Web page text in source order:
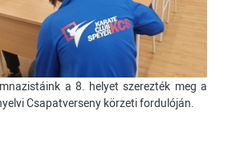
a 8. helyet szerezték meg a
Csapatverseny körzeti fordulóján.